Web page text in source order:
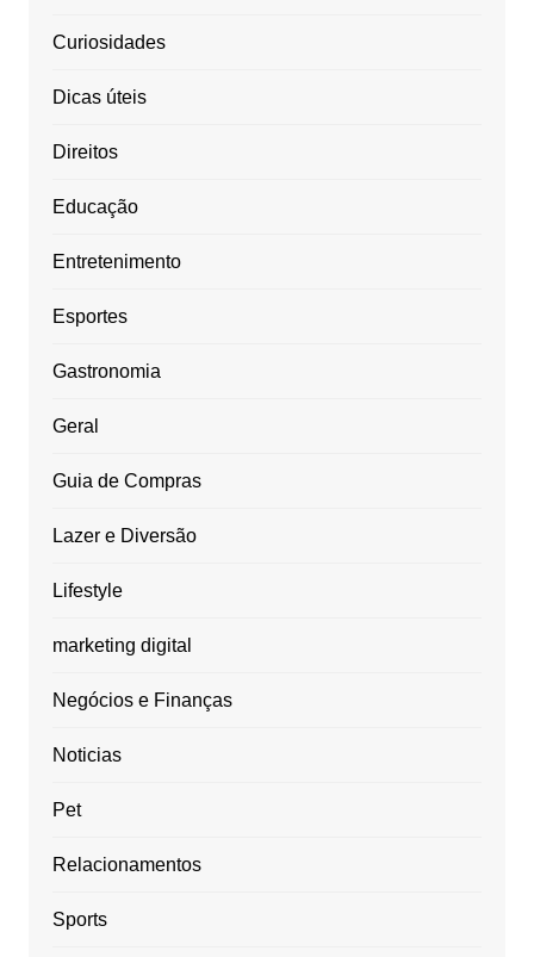
Curiosidades
Dicas úteis
Direitos
Educação
Entretenimento
Esportes
Gastronomia
Geral
Guia de Compras
Lazer e Diversão
Lifestyle
marketing digital
Negócios e Finanças
Noticias
Pet
Relacionamentos
Sports